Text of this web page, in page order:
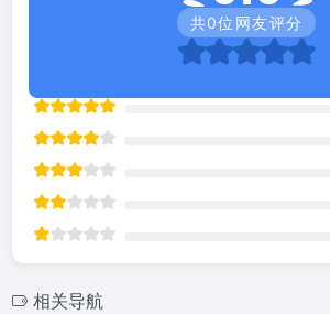
共0位网友评分
相关导航